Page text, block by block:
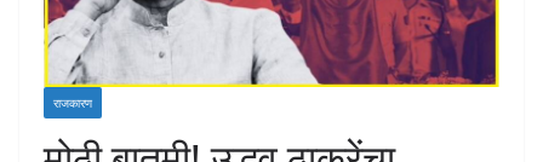
राजकारण